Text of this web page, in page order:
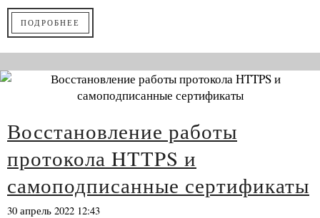
ПОДРОБНЕЕ
Восстановление работы
протокола HTTPS и
самоподписанные сертификаты
30 апрель 2022 12:43